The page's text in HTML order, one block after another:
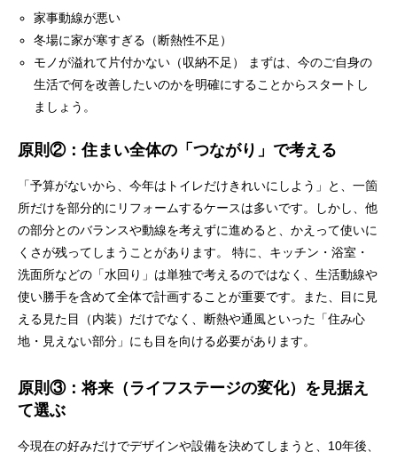
家事動線が悪い
冬場に家が寒すぎる（断熱性不足）
モノが溢れて片付かない（収納不足） まずは、今のご自身の
生活で何を改善したいのかを明確にすることからスタートし
ましょう。
原則②：住まい全体の「つながり」で考える
「予算がないから、今年はトイレだけきれいにしよう」と、一箇
所だけを部分的にリフォームするケースは多いです。しかし、他
の部分とのバランスや動線を考えずに進めると、かえって使いに
くさが残ってしまうことがあります。 特に、キッチン・浴室・
洗面所などの「水回り」は単独で考えるのではなく、生活動線や
使い勝手を含めて全体で計画することが重要です。また、目に見
える見た目（内装）だけでなく、断熱や通風といった「住み心
地・見えない部分」にも目を向ける必要があります。
原則③：将来（ライフステージの変化）を見据え
て選ぶ
今現在の好みだけでデザインや設備を決めてしまうと、10年後、